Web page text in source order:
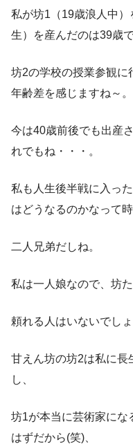
私が坊1（19歳浪人中
生）を産んだのは39歳で
坊2の学校の授業参観に
年齢差を感じますね～
今は40歳前後でも出産
れでもね・・・。
私も人生後半戦に入っ
はどうなるのかなって
二人兄弟だしね。
私は一人娘なので、坊
頼れる人はいないでしょ
甘えん坊の坊2は私に長
し、
坊1が本当に芸術家にな
はずだから(笑)、